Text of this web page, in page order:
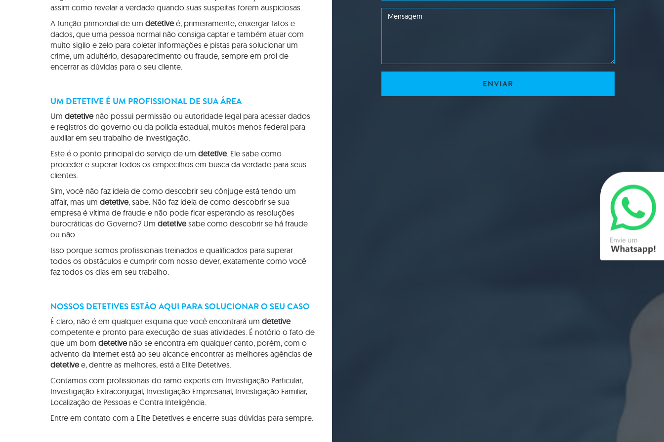
assim como revelar a verdade quando suas suspeitas forem auspiciosas.
A função primordial de um detetiveé, primeiramente, enxergar fatos e
dados, que uma pessoa normal não consiga captar e também atuar com
muito sigilo e zelo para coletar informações e pistas para solucionar um
crime, um adultério, desaparecimento ou fraude, sempre em prol de
encerrar as dúvidas para o seu cliente.
UM DETETIVE É UM PROFISSIONAL DE SUA ÁREA
Um detetivenão possui permissão ou autoridade legal para acessar dados
e registros do governo ou da polícia estadual, muitos menos federal para
auxiliar em seu trabalho de investigação.
Este é o ponto principal do serviço de um detetive. Ele sabe como
proceder e superar todos os empecilhos em busca da verdade para seus
clientes.
Sim, você não faz ideia de como descobrir seu cônjuge está tendo um
affair, mas um detetive, sabe. Não faz ideia de como descobrir se sua
empresa é vítima de fraude e não pode ficar esperando as resoluções
burocráticas do Governo? Um detetivesabe como descobrir se há fraude
ou não.
Isso porque somos profissionais treinados e qualificados para superar
todos os obstáculos e cumprir com nosso dever, exatamente como você
faz todos os dias em seu trabalho.
NOSSOS DETETIVES ESTÃO AQUI PARA SOLUCIONAR O SEU CASO
É claro, não é em qualquer esquina que você encontrará um detetive
competente e pronto para execução de suas atividades. É notório o fato de
que um bom detetivenão se encontra em qualquer canto, porém, com o
advento da internet está ao seu alcance encontrar as melhores agências de
detetivee, dentre as melhores, está a Elite Detetives.
Contamos com profissionais do ramo experts em Investigação Particular,
Investigação Extraconjugal, Investigação Empresarial, Investigação Familiar,
Localização de Pessoas e Contra Inteligência.
Entre em contato com a Elite Detetives e encerre suas dúvidas para sempre.
ENVIAR